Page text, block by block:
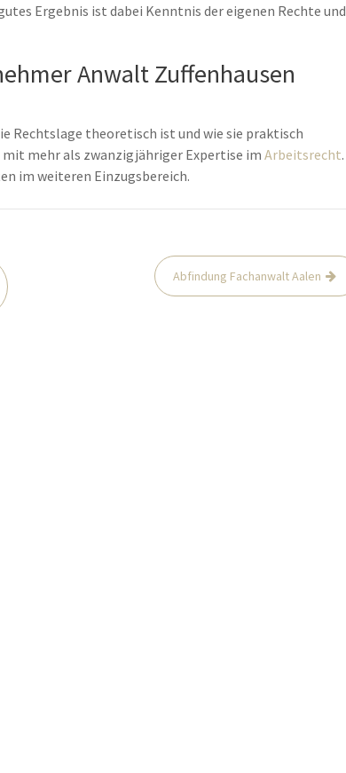
Ergebnis ist dabei Kenntnis der eigenen Rechte und
Anwalt Zuffenhausen
Rechtslage theoretisch ist und wie sie praktisch
mehr als zwanzigjähriger Expertise imArbeitsrecht.
im weiteren Einzugsbereich.
Abfindung Fachanwalt Aalen